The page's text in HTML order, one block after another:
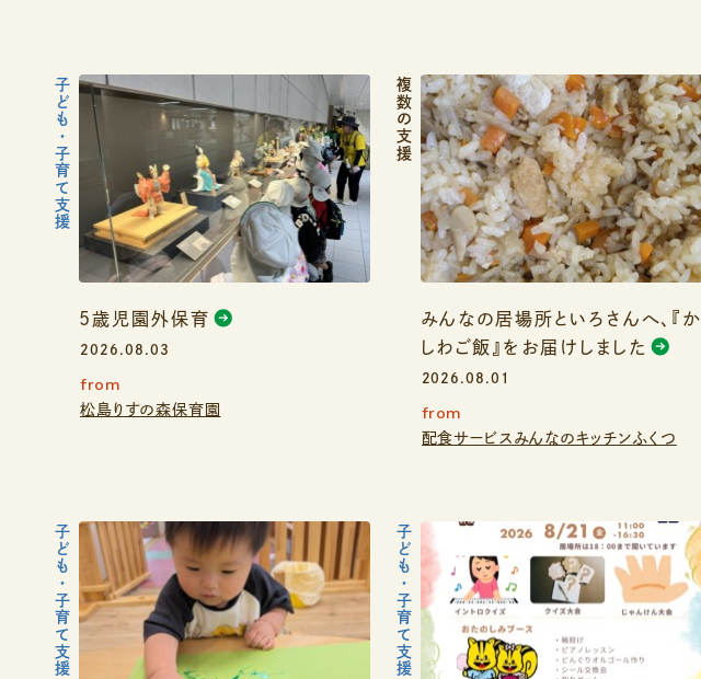
5歳児園外保育
2026.08.03
from
松島りすの森保育園
子ども・子育て支援
みんなの居場所といろさんへ、『か
しわご飯』をお届けしました
2026.08.01
from
配食サービスみんなのキッチンふくつ
複数の支援
子ども・子育て支援 子ども・子育て支援